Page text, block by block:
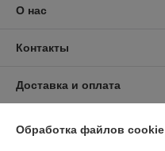
О нас
Контакты
Доставка и оплата
Обработка файлов cookie